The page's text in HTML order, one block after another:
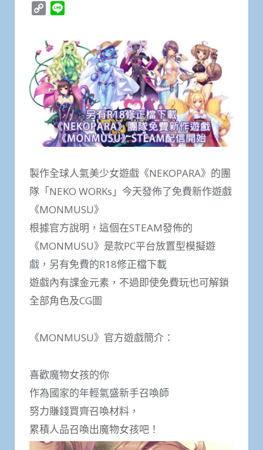
Copy
製作全球人氣美少女遊戲《NEKOPARA》的團
隊「NEKO WORKs」今天發佈了免費新作遊戲
《MONMUSU》
根據官方說明，這個在STEAM發佈的
《MONMUSU》是款PC平台放置型模擬遊
戲，另有免費的R18修正檔下載
遊戲內有課金元素，不過即使免費玩也可解鎖
全部角色及CG圖
《MONMUSU》官方遊戲簡介：
喜歡魔物女孩的你
作為國家的年輕氣盛新手召喚師
努力賺錢買齊召喚材料，
累積人品召喚出魔物女孩吧！